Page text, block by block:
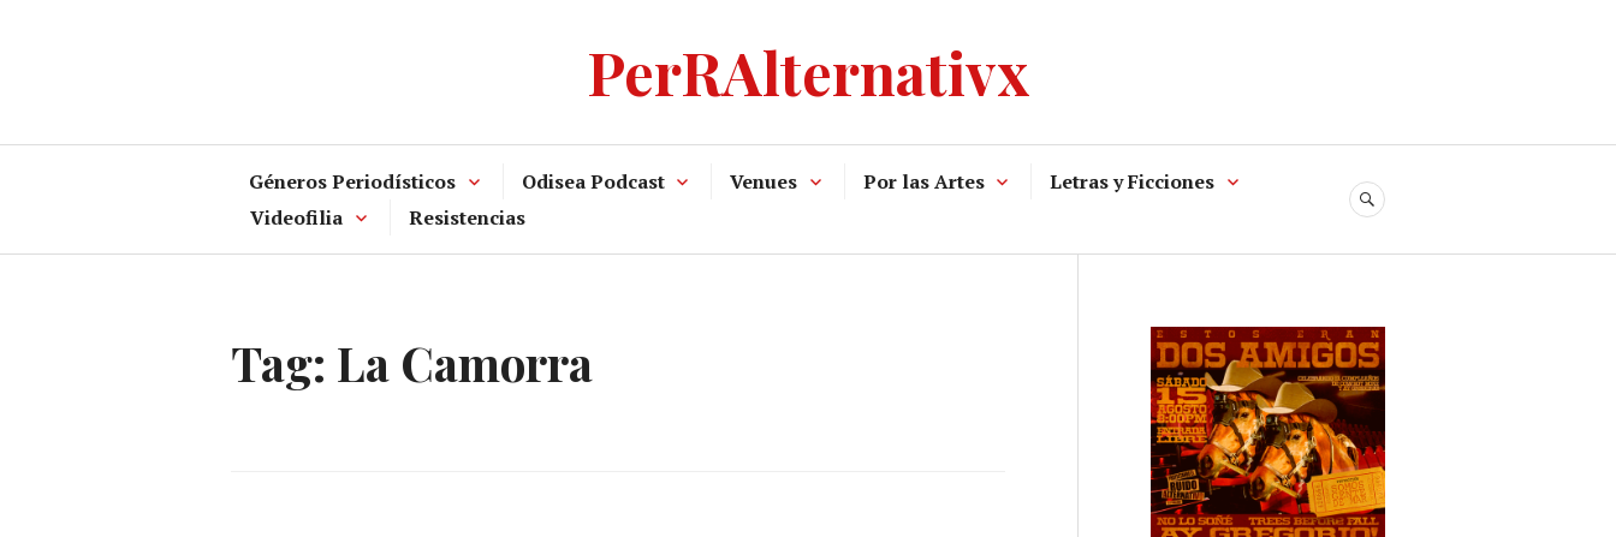
PerRAlternativx
Géneros Periodísticos Odisea Podcast Venues Por las Artes
Letras y Ficciones
Videofilia
Resistencias
SEARCH
Tag: La Camorra